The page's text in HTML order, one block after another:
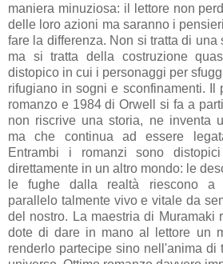
maniera minuziosa: il lettore non
delle loro azioni ma saranno i
fare la differenza. Non si tratta di una
ma si tratta della costruzione
distopico in cui i personaggi per
rifugiano in sogni e sconfinamenti. Il
romanzo e 1984 di Orwell si fa a
non riscrive una storia, ne inventa
ma che continua ad essere
Entrambi i romanzi sono
direttamente in un altro mondo: le
le fughe dalla realtà riescono a
parallelo talmente vivo e vitale da
del nostro. La maestria di Muramaki
dote di dare in mano al lettore un
renderlo partecipe sino nell'anima di